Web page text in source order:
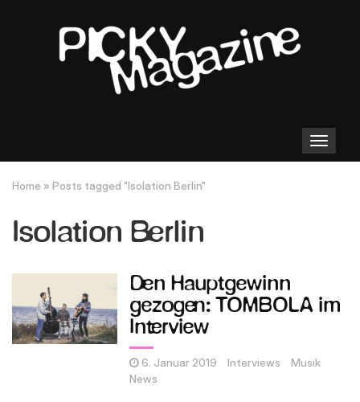
Toggle
navigation
Home » Posts tagged "Isolation Berlin"
Isolation Berlin
Den Hauptgewinn
gezogen: TOMBOLA im
Interview
6. Januar 2019 Interviews
Musik
News